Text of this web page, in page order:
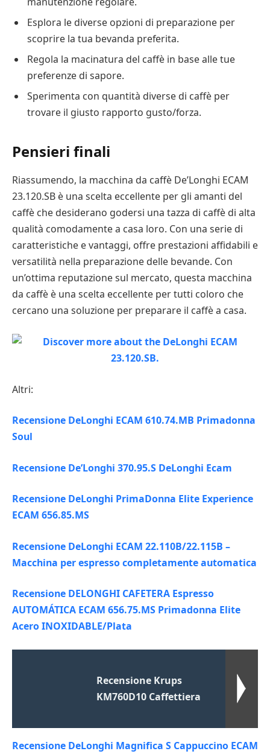
Esplora le diverse opzioni di preparazione per
scoprire la tua bevanda preferita.
Regola la macinatura del caffè in base alle tue
preferenze di sapore.
Sperimenta con quantità diverse di caffè per
trovare il giusto rapporto gusto/forza.
Pensieri finali
Riassumendo, la macchina da caffè De’Longhi ECAM
23.120.SB è una scelta eccellente per gli amanti del
caffè che desiderano godersi una tazza di caffè di alta
qualità comodamente a casa loro. Con una serie di
caratteristiche e vantaggi, offre prestazioni affidabili e
versatilità nella preparazione delle bevande. Con
un’ottima reputazione sul mercato, questa macchina
da caffè è una scelta eccellente per tutti coloro che
cercano una soluzione per preparare il caffè a casa.
Altri:
Recensione DeLonghi ECAM 610.74.MB Primadonna
Soul
Recensione De’Longhi 370.95.S DeLonghi Ecam
Recensione DeLonghi PrimaDonna Elite Experience
ECAM 656.85.MS
Recensione DeLonghi ECAM 22.110B/22.115B –
Macchina per espresso completamente automatica
Recensione DELONGHI CAFETERA Espresso
AUTOMÁTICA ECAM 656.75.MS Primadonna Elite
Acero INOXIDABLE/Plata
Recensione Krups
KM760D10 Caffettiera
Recensione DeLonghi Magnifica S Cappuccino ECAM